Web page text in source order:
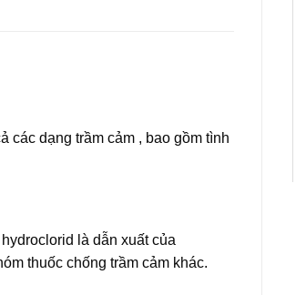
các dạng trầm cảm , bao gồm tình
là dẫn xuất của
thuốc chống trầm cảm khác.